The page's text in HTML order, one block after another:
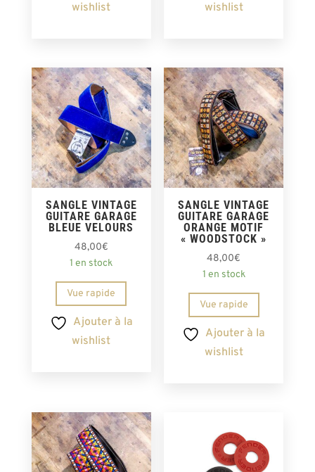
wishlist
wishlist
SANGLE VINTAGE
GUITARE GARAGE
BLEUE VELOURS
48,00€
1 en stock
Vue rapide
Ajouter à la
wishlist
SANGLE VINTAGE
GUITARE GARAGE
ORANGE MOTIF
« WOODSTOCK »
48,00€
1 en stock
Vue rapide
Ajouter à la
wishlist